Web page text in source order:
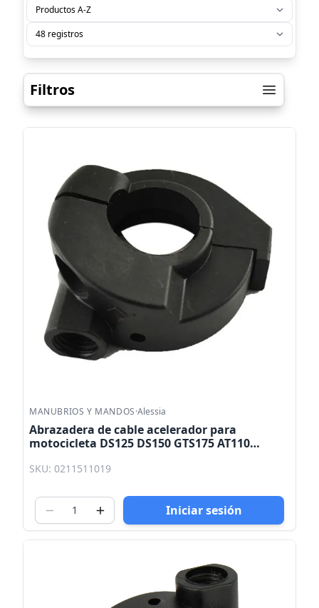
Filtros
MANUBRIOS Y MANDOS·Alessia
Abrazadera de cable acelerador para
motocicleta DS125 DS150 GTS175 AT110
SKU: 0211511019
Iniciar sesión